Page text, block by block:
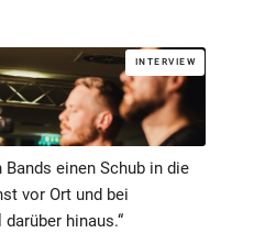
INTERVIEW
einen Schub in die
vor Ort und bei
hinaus.“